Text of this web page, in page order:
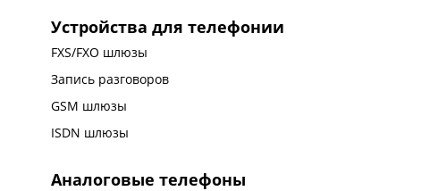
Устройства для телефонии
FXS/FXO шлюзы
Запись разговоров
GSM шлюзы
ISDN шлюзы
Аналоговые телефоны